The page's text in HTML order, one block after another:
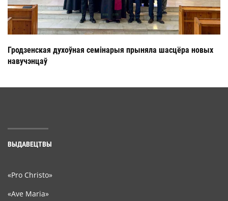
Гродзенская духоўная семінарыя прыняла шасцёра новых
навучэнцаў
ВЫДАВЕЦТВЫ
«Pro Christo»
«Ave Maria»